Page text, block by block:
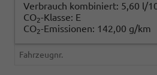
Verbrauch kombiniert: 5,60 l/
CO2-Klasse: E
CO2-Emissionen: 142,00 g/km
Fahrzeugnr.